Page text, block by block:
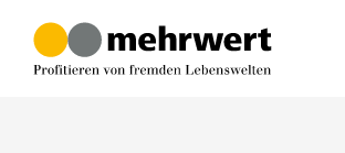
Inhalt
springen